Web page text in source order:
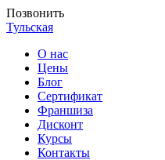
Позвонить
Тульская
О нас
Цены
Блог
Cертификат
Франшиза
Дисконт
Курсы
Контакты